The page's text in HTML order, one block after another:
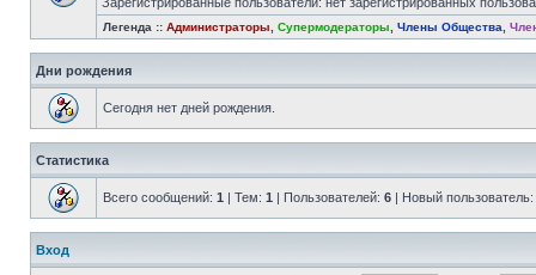
Легенда :: Администраторы Супермодераторы Члены Общества
Дни рождения
Сегодня нет дней рождения.
Статистика
Всего сообщений: 1 | Тем: 1 | Пользователей: 6 | Новый пользователь:
Вход